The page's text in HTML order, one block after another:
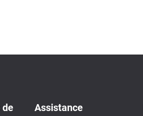
de
Assistance